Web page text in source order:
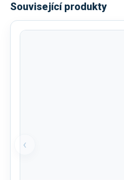
Související produkty
‹